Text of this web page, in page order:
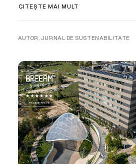
CITEȘTE MAI MULT
AUTOR. JURNAL DE SUSTENABILITATE